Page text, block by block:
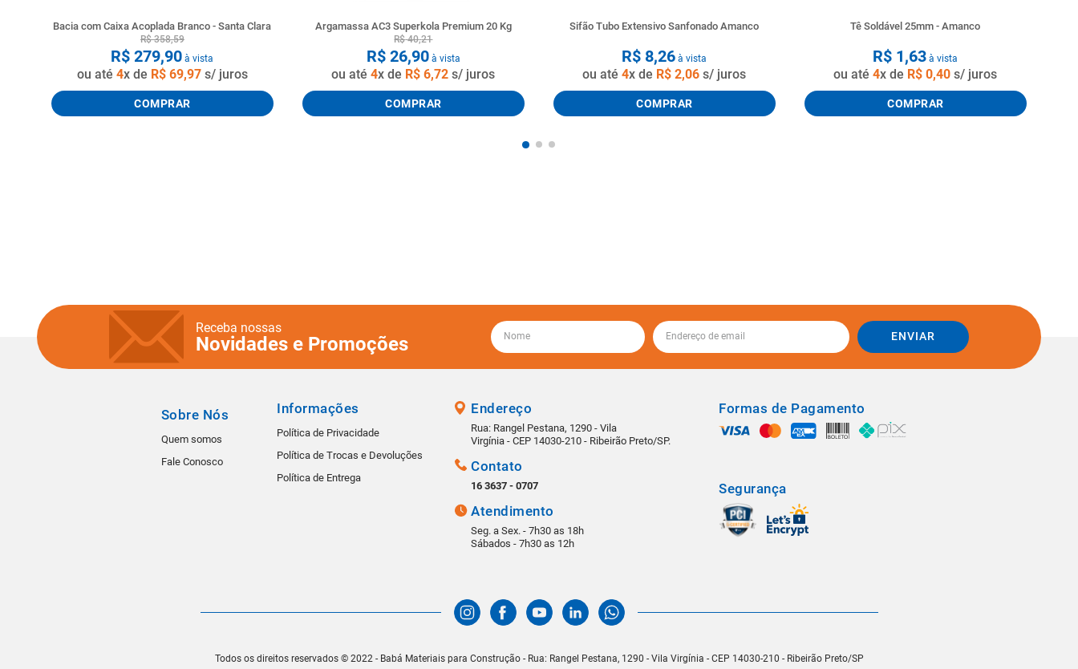
Bacia com Caixa Acoplada Branco - Santa Clara
R$ 358,59
R$ 279,90 à vista
ou até 4x de R$ 69,97s/ juros
COMPRAR
Argamassa AC3 Superkola Premium 20 Kg
R$ 40,21
R$ 26,90à vista
ou até4x de R$ 6,72 s/ juros
COMPRAR
Sifão Tubo Extensivo Sanfonado Amanco
R$ 8,26 à vista
ou até4x de R$ 2,06 s/ juros
COMPRAR
Tê Soldável 25mm - Amanco
R$ 1,63 à vista
ou até4x de R$ 0,40 s/ juros
COMPRAR
Receba nossas
Novidades e Promoções ENVIAR
Sobre Nós
Quem somos
Fale Conosco
Informações
Política de Privacidade
Política de Trocas e Devoluções
Política de Entrega
Endereço
Rua: Rangel Pestana, 1290 - Vila
Virgínia - CEP 14030-210 - Ribeirão Preto/SP.
Contato
16 3637 - 0707
Atendimento
Seg. a Sex. - 7h30 as 18h
Sábados - 7h30 as 12h
Formas de Pagamento
Segurança
Todos os direitos reservados © 2022 - Babá Materiais para Construção - Rua: Rangel Pestana, 1290 - Vila Virgínia - CEP 14030-210 - Ribeirão Preto/SP